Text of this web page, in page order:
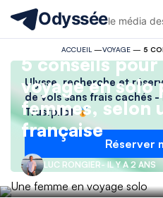
Odysséele média
ACCUEIL —VOYAGE—
Ulysse, recherche et
de vols sans frais cachés -
Trustpilot
Réserver
5 conseils
voyage en solo
femmes, selon
française
LUC RONGIER- IL Y A 2 ANS